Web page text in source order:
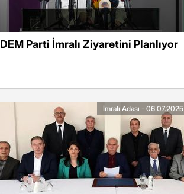
DEM Parti İmralı Ziyaretini Planlıyor
İmralı Adası - 06.07.2025